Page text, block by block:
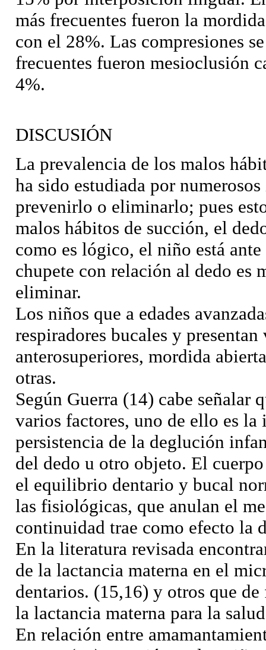
más frecuentes fueron la
con el 28%. Las compresiones
frecuentes fueron mesioclusión
4%.
DISCUSIÓN
La prevalencia de los malos
ha sido estudiada por
prevenirlo o eliminarlo; pues
malos hábitos de succión, el
como es lógico, el niño está
chupete con relación al dedo es
eliminar.
Los niños que a edades
respiradores bucales y
anterosuperiores, mordida
otras.
Según Guerra (14) cabe señalar
varios factores, uno de ello es
persistencia de la deglución
del dedo u otro objeto. El
el equilibrio dentario y bucal
las fisiológicas, que anulan el
continuidad trae como efecto la
En la literatura revisada
de la lactancia materna en el
dentarios. (15,16) y otros que
la lactancia materna para la
En relación entre